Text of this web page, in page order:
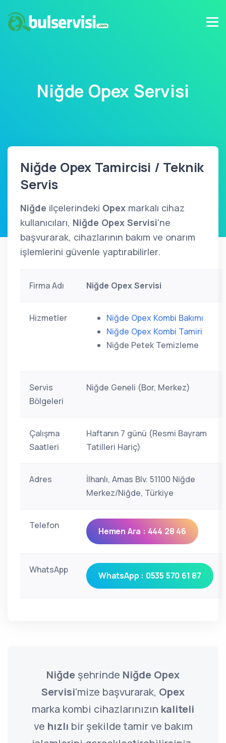
Niğde Opex Servisi
Niğde Opex Tamircisi / Teknik
Servis
Niğde ilçelerindeki Opex markalı cihaz
kullanıcıları, Niğde Opex Servisi'ne
başvurarak, cihazlarının bakım ve onarım
işlemlerini güvenle yaptırabilirler.
Firma Adı Niğde Opex Servisi
Hizmetler
Niğde Opex Kombi Bakımı
Niğde Opex Kombi Tamiri
Niğde Petek Temizleme
Servis
Bölgeleri
Niğde Geneli (Bor, Merkez)
Çalışma
Saatleri
Haftanın 7 günü (Resmi Bayram
Tatilleri Hariç)
Adres
İlhanlı, Amas Blv. 51100 Niğde
Merkez/Niğde, Türkiye
Telefon
Hemen Ara : 444 28 46
WhatsApp
WhatsApp : 0535 570 61 87
Niğde şehrinde Niğde Opex
Servisi'mize başvurarak, Opex
marka kombi cihazlarınızın kaliteli
ve hızlı bir şekilde tamir ve bakım